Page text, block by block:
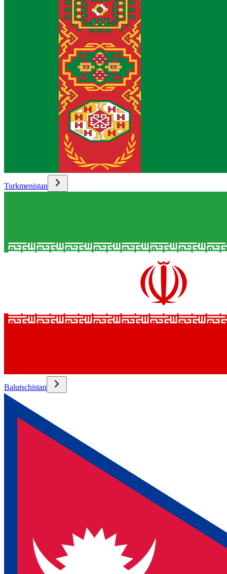
Turkmenistan
Balutschistan